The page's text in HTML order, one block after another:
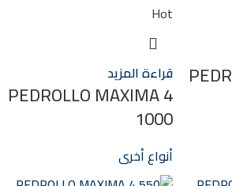
Hot
قراءة المزيد
PEDROLLO MAXIMA 4
1000
أنواع أخرى